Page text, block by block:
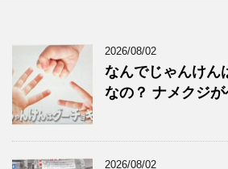
2026/08/02
なんでじゃんけん
なの？ ナメクジ
2026/08/02